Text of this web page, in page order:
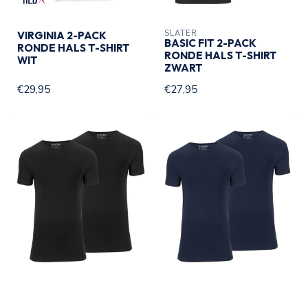
VIRGINIA 2-PACK
RONDE HALS T-SHIRT
WIT
€29,95
SLATER
BASIC FIT 2-PACK
RONDE HALS T-SHIRT
ZWART
€27,95